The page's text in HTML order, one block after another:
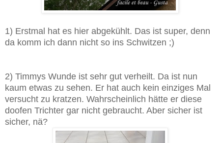
1) Erstmal hat es hier abgekühlt. Das ist super, denn
da komm ich dann nicht so ins Schwitzen ;)
2) Timmys Wunde ist sehr gut verheilt. Da ist nun
kaum etwas zu sehen. Er hat auch kein einziges Mal
versucht zu kratzen. Wahrscheinlich hätte er diese
doofen Trichter gar nicht gebraucht. Aber sicher ist
sicher, nä?